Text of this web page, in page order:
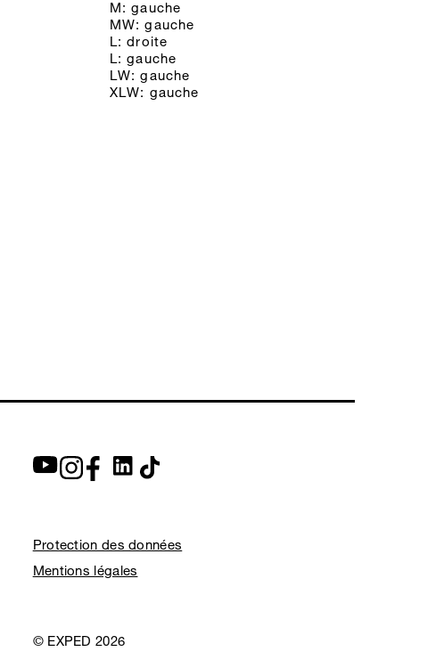
M: gauche
MW: gauche
L: droite
L: gauche
LW: gauche
XLW: gauche
Protection des données
Mentions légales
© EXPED 2026